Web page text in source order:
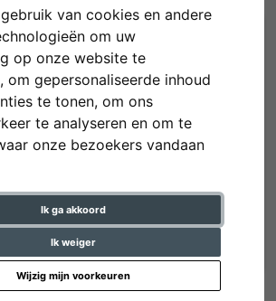
van cookies en andere
om uw
op onze website te
om gepersonaliseerde inhoud
te tonen, om ons
te analyseren en om te
onze bezoekers vandaan
Ik ga akkoord
Ik weiger
Wijzig mijn voorkeuren
maat Aluminium lijst op maat, profil 7
vanaf € 57,30 *